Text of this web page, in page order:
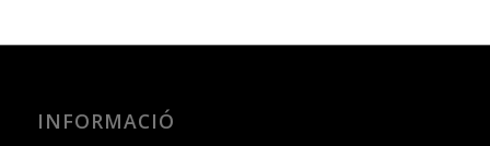
INFORMACIÓ